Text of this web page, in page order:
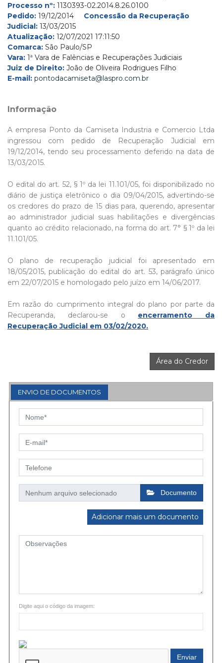
Processo nº: 1130393-02.2014.8.26.0100
Pedido: 19/12/2014 Concessão da Recuperação
Judicial: 13/03/2015
Atualização: 12/07/2021 17:11:50
Comarca: São Paulo/SP
Vara: 1ª Vara de Falências e Recuperações Judiciais
Juiz de Direito: João de Oliveira Rodrigues Filho
E-mail: pontodacamiseta@laspro.com.br
Informação
A empresa Ponto da Camiseta Industria e Comercio Ltda
ingressou com pedido de Recuperação Judicial em
19/12/2014, tendo seu processamento deferido na data de
13/03/2015.
O edital do art. 52, § 1º da lei 11.101/05, foi disponibilizado no
diário de justiça eletrônico o dia 09/04/2015, advertindo-se
os credores do prazo de 15 dias para, querendo, apresentar
ao administrador judicial suas habilitações e divergências
quanto ao crédito relacionado, na forma do art. 7° § 1º da lei
11.101/05.
O plano de recuperação judicial foi apresentado em
18/05/2015, publicação do edital do art. 53, parágrafo único
em 22/07/2015 e homologado pelo juízo em 14/06/2017.
Em razão do cumprimento integral do plano por parte da
Recuperanda, declarou-se o encerramento da
Recuperação Judicial em 03/02/2020.
Área do Credor
ENVIO DE DOCUMENTOS
Documento
Adicionar mais um documento
Digite aqui o código da imagem:
Enviar